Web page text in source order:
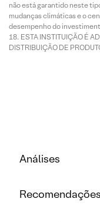
não está garantido neste
mudanças climáticas e o
desempenho do
ESTA INSTITUIÇÃO É
DISTRIBUIÇÃO DE
Análises
Recomendações